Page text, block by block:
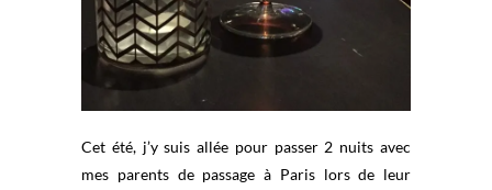
Cet été, j’y suis allée pour passer 2 nuits avec
mes parents de passage à Paris lors de leur